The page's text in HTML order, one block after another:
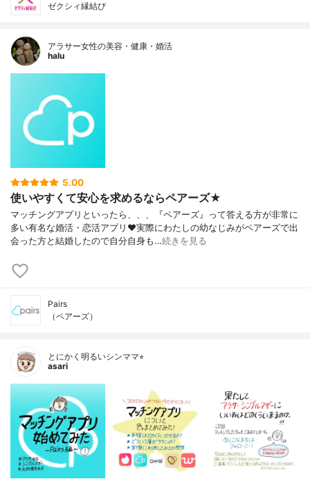
ゼクシィ縁結び
アラサー女性の美容・健康・婚活
halu
5.00
使いやすくて安心を求めるならペアーズ★
マッチングアプリといったら、、、『ペアーズ』って答える方が非常に
多い有名な婚活・恋活アプリ❤実際にわたしの幼なじみがペアーズで出
会った方と結婚したので自分自身も…続きを見る
Pairs
（ペアーズ）
とにかく明るいシンママ⭐︎
asari